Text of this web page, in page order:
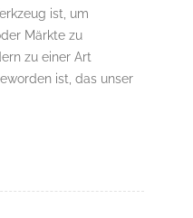
ist, um
Märkte zu
zu einer Art
ist, das unser